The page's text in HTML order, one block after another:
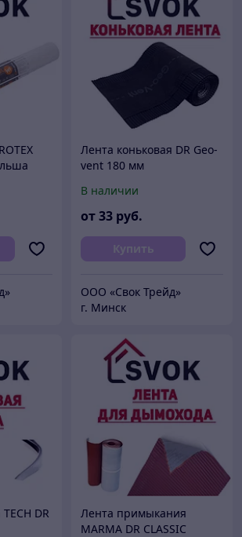
Лента коньковая DR Geo-
vent 180 мм
В наличии
от33 руб.
Купить
ООО «Свок Трейд»
г. Минск
DR
Лента примыкания
MARMA DR CLASSIC